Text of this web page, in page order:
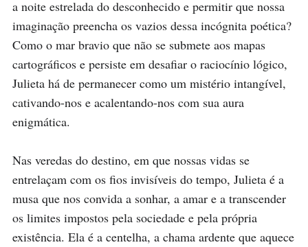
a noite estrelada do desconhecido e permitir que nossa
imaginação preencha os vazios dessa incógnita poética?
Como o mar bravio que não se submete aos mapas
cartográficos e persiste em desafiar o raciocínio lógico,
Julieta há de permanecer como um mistério intangível,
cativando-nos e acalentando-nos com sua aura
enigmática.
Nas veredas do destino, em que nossas vidas se
entrelaçam com os fios invisíveis do tempo, Julieta é a
musa que nos convida a sonhar, a amar e a transcender
os limites impostos pela sociedade e pela própria
existência. Ela é a centelha, a chama ardente que aquece